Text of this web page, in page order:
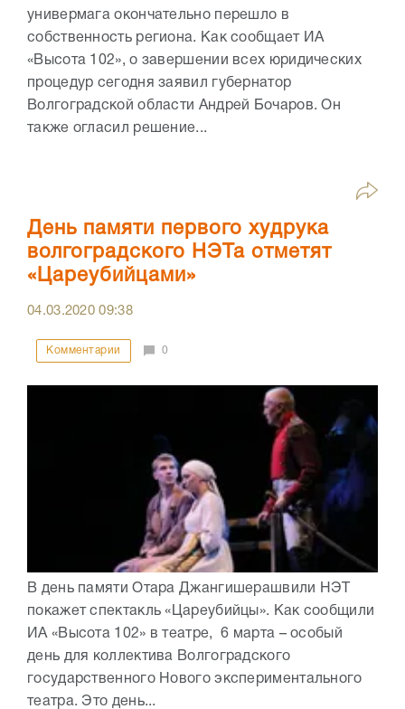
универмага окончательно перешло в
собственность региона. Как сообщает ИА
«Высота 102», о завершении всех юридических
процедур сегодня заявил губернатор
Волгоградской области Андрей Бочаров. Он
также огласил решение...
День памяти первого худрука
волгоградского НЭТа отметят
«Цареубийцами»
04.03.202009:38
Комментарии 0
В день памяти Отара Джангишерашвили НЭТ
покажет спектакль «Цареубийцы». Как сообщили
ИА «Высота 102» в театре, 6 марта – особый
день для коллектива Волгоградского
государственного Нового экспериментального
театра. Это день...